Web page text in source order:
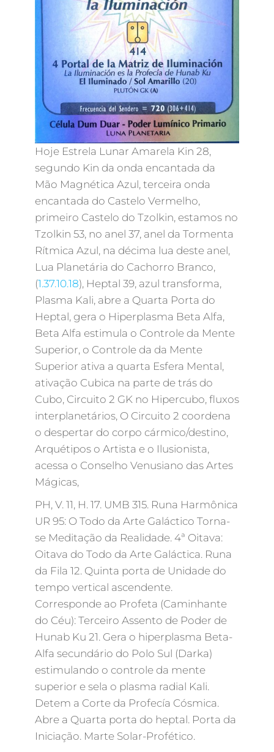
Hoje Estrela Lunar Amarela Kin 28,
segundo Kin da onda encantada da
Mão Magnética Azul, terceira onda
encantada do Castelo Vermelho,
primeiro Castelo do Tzolkin, estamos no
Tzolkin 53, no anel 37, anel da Tormenta
Rítmica Azul, na décima lua deste anel,
Lua Planetária do Cachorro Branco,
(1.37.10.18), Heptal 39, azul transforma,
Plasma Kali, abre a Quarta Porta do
Heptal, gera o Hiperplasma Beta Alfa,
Beta Alfa estimula o Controle da Mente
Superior, o Controle da da Mente
Superior ativa a quarta Esfera Mental,
ativação Cubica na parte de trás do
Cubo, Circuito 2 GK no Hipercubo, fluxos
interplanetários, O Circuito 2 coordena
o despertar do corpo cármico/destino,
Arquétipos o Artista e o Ilusionista,
acessa o Conselho Venusiano das Artes
Mágicas,
PH, V. 11, H. 17. UMB 315. Runa Harmônica
UR 95: O Todo da Arte Galáctico Torna-
se Meditação da Realidade. 4ª Oitava:
Oitava do Todo da Arte Galáctica. Runa
da Fila 12. Quinta porta de Unidade do
tempo vertical ascendente.
Corresponde ao Profeta (Caminhante
do Céu): Terceiro Assento de Poder de
Hunab Ku 21. Gera o hiperplasma Beta-
Alfa secundário do Polo Sul (Darka)
estimulando o controle da mente
superior e sela o plasma radial Kali.
Detem a Corte da Profecía Cósmica.
Abre a Quarta porta do heptal. Porta da
Iniciação. Marte Solar-Profético.